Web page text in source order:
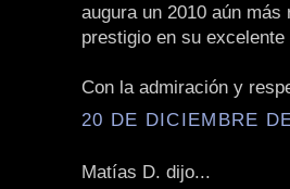
augura un 2010 aún
prestigio en su
Con la admiración y
20 DE DICIEMBRE
Matías D. dijo...